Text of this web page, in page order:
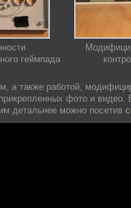
геймпада
а также работой,
фото и
детальнее можно посетив